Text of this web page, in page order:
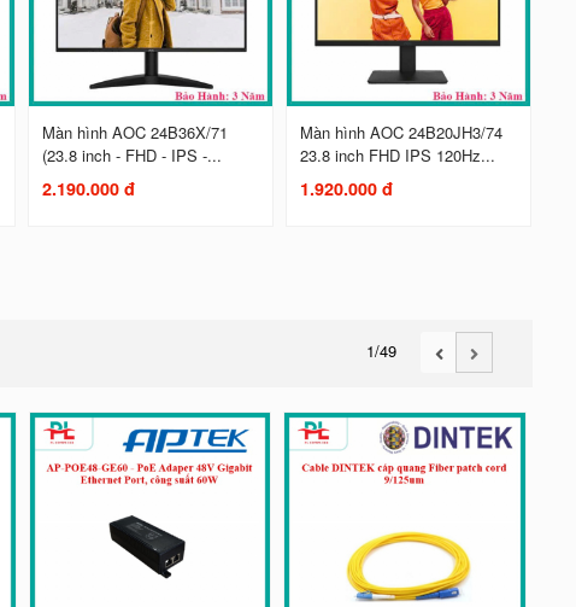
Màn hình AOC 24B36X/71
(23.8 inch - FHD - IPS -...
2.190.000 đ
Màn hình AOC 24B20JH3/74
23.8 inch FHD IPS 120Hz...
1.920.000 đ
1/49